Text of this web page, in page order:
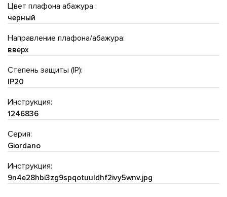
Цвет плафона абажура :
черный
Направление плафона/абажура:
вверх
Степень защиты (IP):
IP20
Инструкция:
1246836
Серия:
Giordano
Инструкция:
9n4e28hbi3zg9spqotuuldhf2ivy5wnv.jpg